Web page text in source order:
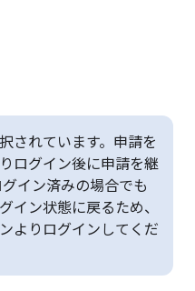
されています。申請を
ログイン後に申請を継
イン済みの場合でも
イン状態に戻るため、
よりログインしてくだ